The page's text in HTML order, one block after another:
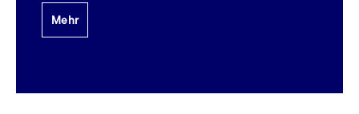
Mehr
Domain
bis